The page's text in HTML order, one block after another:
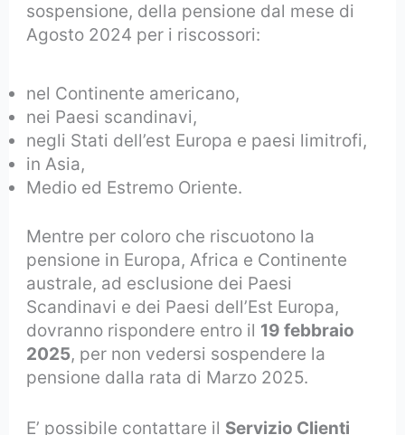
sospensione, della pensione dal mese di
Agosto 2024 per i riscossori:
nel Continente americano,
nei Paesi scandinavi,
negli Stati dell’est Europa e paesi limitrofi,
in Asia,
Medio ed Estremo Oriente.
Mentre per coloro che riscuotono la
pensione in Europa, Africa e Continente
australe, ad esclusione dei Paesi
Scandinavi e dei Paesi dell’Est Europa,
dovranno rispondere entro il 19 febbraio
2025, per non vedersi sospendere la
pensione dalla rata di Marzo 2025.
E’ possibile contattare il Servizio Clienti